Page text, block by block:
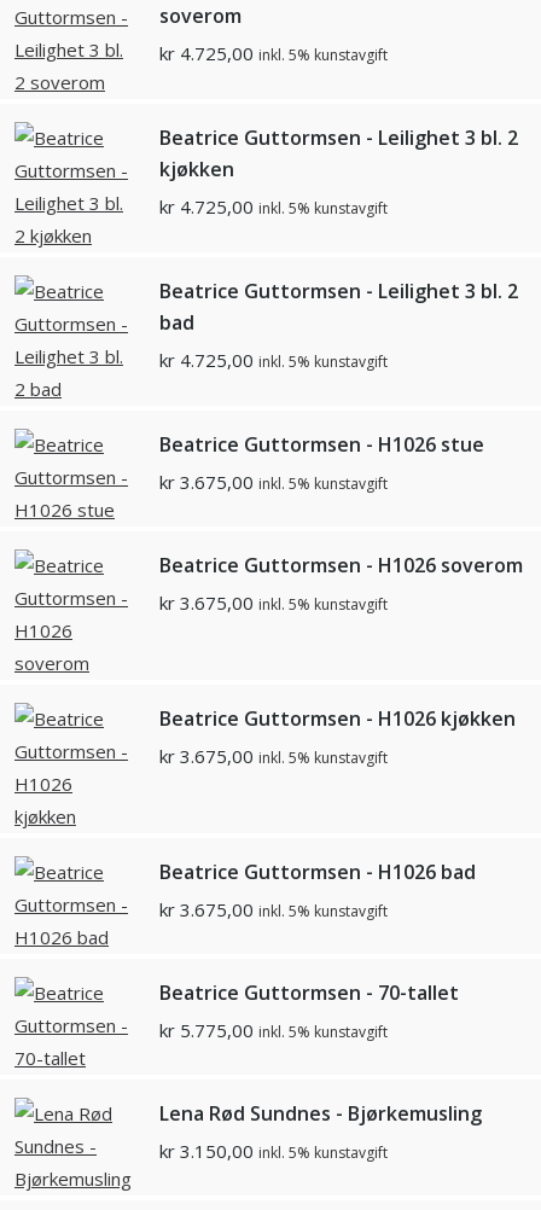
soverom
kr 4.725,00 inkl. 5% kunstavgift
Beatrice Guttormsen - Leilighet 3 bl. 2
kjøkken
kr 4.725,00 inkl. 5% kunstavgift
Beatrice Guttormsen - Leilighet 3 bl. 2
bad
kr 4.725,00 inkl. 5% kunstavgift
Beatrice Guttormsen - H1026 stue
kr 3.675,00 inkl. 5% kunstavgift
Beatrice Guttormsen - H1026 soverom
kr 3.675,00 inkl. 5% kunstavgift
Beatrice Guttormsen - H1026 kjøkken
kr 3.675,00 inkl. 5% kunstavgift
Beatrice Guttormsen - H1026 bad
kr 3.675,00 inkl. 5% kunstavgift
Beatrice Guttormsen - 70-tallet
kr 5.775,00 inkl. 5% kunstavgift
Lena Rød Sundnes - Bjørkemusling
kr 3.150,00 inkl. 5% kunstavgift